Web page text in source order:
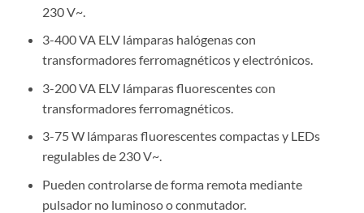
230 V~.
3-400 VA ELV lámparas halógenas con
transformadores ferromagnéticos y electrónicos.
3-200 VA ELV lámparas fluorescentes con
transformadores ferromagnéticos.
3-75 W lámparas fluorescentes compactas y LEDs
regulables de 230 V~.
Pueden controlarse de forma remota mediante
pulsador no luminoso o conmutador.